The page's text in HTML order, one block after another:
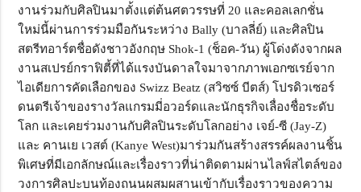
งานร่วมกับศิลปินมาตั้งแต่ต้นศตวรรษที่ 20 และคอลเลกชั่น
ใหม่นี้ผ่านการร่วมมือกันระหว่าง Bally (บาลลี่ย์) และศิลปิน
สตรีทอาร์ตชื่อดังชาวอังกฤษ Shok-1 (ช็อค-วัน) ผู้โด่งดังจากผล
งานสเปรย์กราฟิตี้ที่ได้แรงบันดาลใจมาจากภาพเอกซเรย์จาก
ไอเดียการคัดเลือกของ Swizz Beatz (สวิซซ์ บีตส์) โปรดิวเซอร์
ดนตรีเจ้าของรางวัลแกรมมี่อวอร์ดและนักธุรกิจเลื่องชื่อระดับ
โลก และเคยร่วมงานกับศิลปินระดับโลกอย่าง เจย์-ซี (Jay-Z)
และ คานเย เวสต์ (Kanye West)มาร่วมกันสร้างสรรค์ผลงานชิ้น
พิเศษที่มีเอกลักษณ์และเรื่องราวที่น่าติดตามผ่านไลฟ์สไตล์ของ
วงการศิลปะบนท้องถนนผสมผสานเข้ากับเรื่องราวของความ